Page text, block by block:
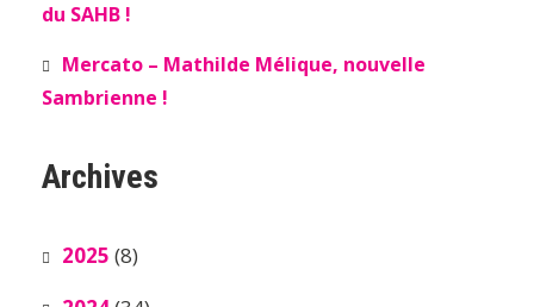
du SAHB !
Mercato – Mathilde Mélique, nouvelle
Sambrienne !
Archives
2025 (8)